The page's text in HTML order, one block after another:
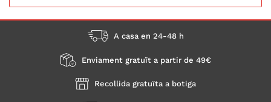
A casa en 24-48 h
Enviament gratuït a partir de 49€
Recollida gratuïta a botiga